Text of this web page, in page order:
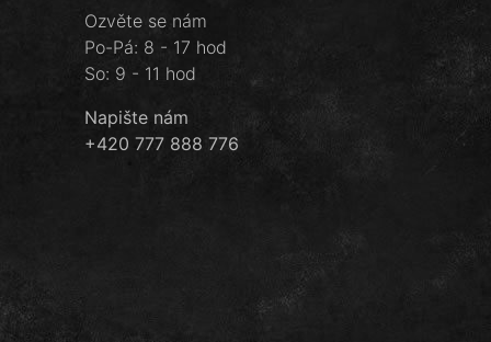
Ozvěte se nám
Po-Pá: 8 - 17 hod
So: 9 - 11 hod
Napište nám
+420 777 888 776